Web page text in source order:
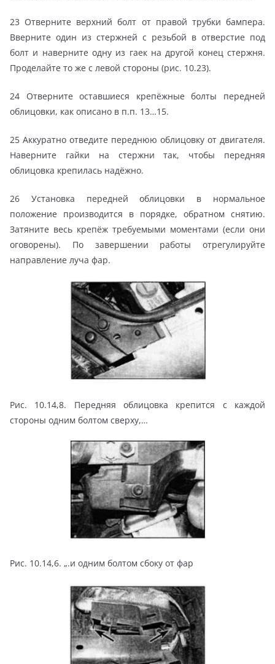
23 Отверните верхний болт от правой трубки бампера.
Вверните один из стержней с резьбой в отверстие под
болт и наверните одну из гаек на другой конец стержня.
Проделайте то же с левой стороны (рис. 10.23).
24 Отверните оставшиеся крепёжные болты передней
облицовки, как описано в п.п. 13…15.
25 Аккуратно отведите переднюю облицовку от двигателя.
Наверните гайки на стержни так, чтобы передняя
облицовка крепилась надёжно.
26 Установка передней облицовки в нормальное
положение производится в порядке, обратном снятию.
Затяните весь крепёж требуемыми моментами (если они
оговорены). По завершении работы отрегулируйте
направление луча фар.
Рис. 10.14,8. Передняя облицовка крепится с каждой
стороны одним болтом сверху,…
Рис. 10.14,6. „.и одним болтом сбоку от фар